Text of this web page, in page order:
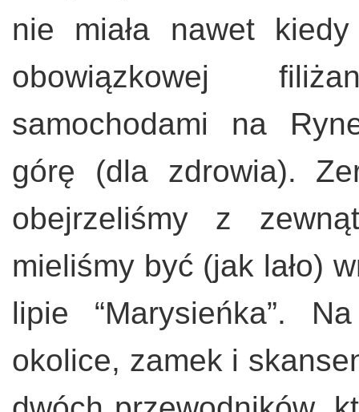
nie miała nawet
obowiązkowej
samochodami na
górę (dla zdrowia).
obejrzeliśmy z
mieliśmy być (jak lało)
lipie “Marysieńka”.
okolice, zamek i